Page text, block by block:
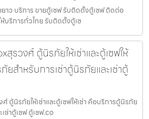
าว บริการ ขายตู้เซฟ รับติดตั้งตู้เซฟ ติดต่อ
บริการทั่วไทย รับติดตั้งตู้เซ
รวงศ์ ตู้นิรภัยให้เช่าและตู้เซฟให้
ยสำหรับการเช่าตู้นิรภัยและเช่าตู้
ตู้นิรภัยให้เช่าและตู้เซฟให้เช่า คือบริการตู้นิรภัย
ช่าตู้เซฟ ตู้เซฟ.co